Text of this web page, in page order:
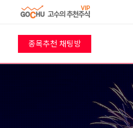
종목추천 채팅방